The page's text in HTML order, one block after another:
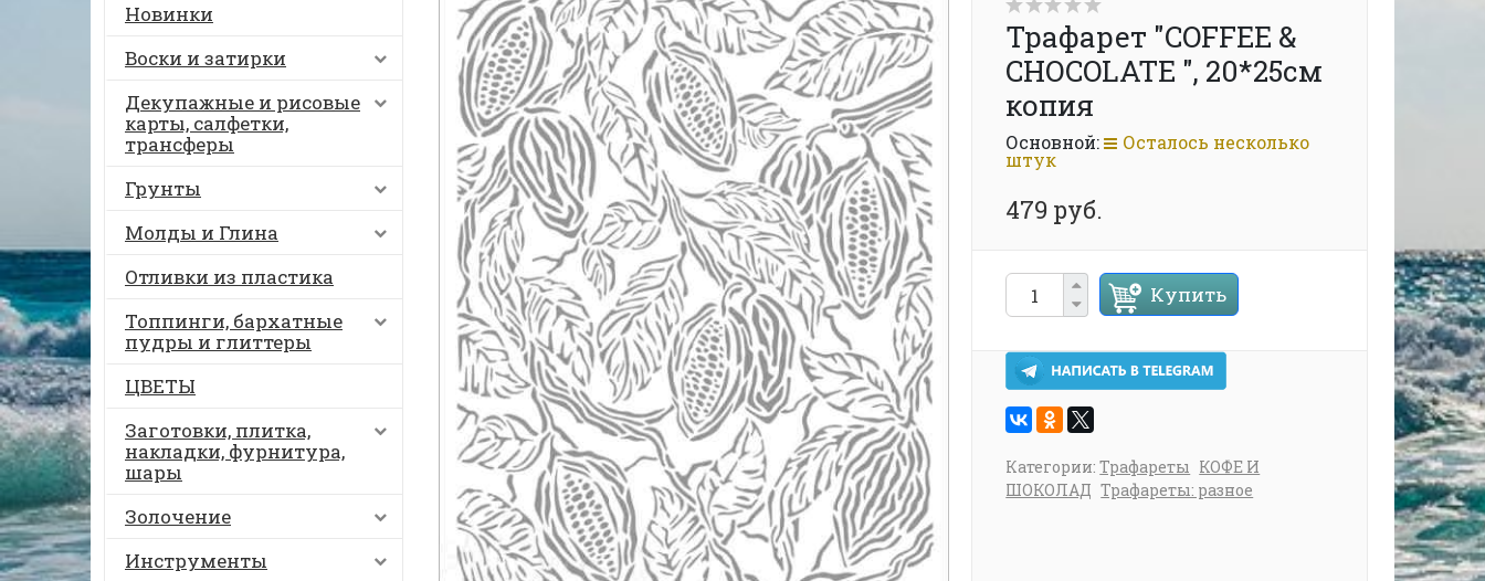
Новинки
Воски и затирки
Декупажные и рисовые
карты, салфетки,
трансферы
Грунты
Молды и Глина
Отливки из пластика
Топпинги, бархатные
пудры и глиттеры
ЦВЕТЫ
Заготовки, плитка,
накладки, фурнитура,
шары
Золочение
Инструменты
Трафарет "COFFEE &
CHOCOLATE ", 20*25см
копия
Основной: Осталось несколько
штук
479 руб.
Купить
Категории:Трафареты КОФЕ И
ШОКОЛАД Трафареты: разное